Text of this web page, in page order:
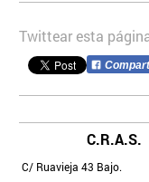
Twittear esta
C.R.A.S.
C/ Ruavieja 43 Bajo.